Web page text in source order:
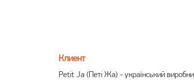
Клиент
Petit Ja (Петі Жа) - український